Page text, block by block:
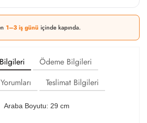
1–3 iş günü içinde kapında.
Ödeme Bilgileri
Teslimat Bilgileri
Araba Boyutu: 29 cm